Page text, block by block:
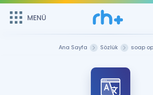
MENÜ
Sepetin Şu An Boş.
Remzi Hoca ile seni sınava hazırlayacak
MENÜ
Ana Sayfa Sözlük soap